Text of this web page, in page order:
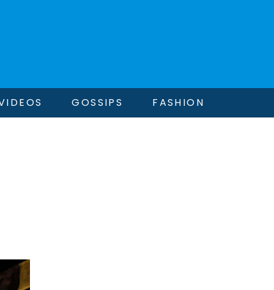
GOSSIPS FASHION